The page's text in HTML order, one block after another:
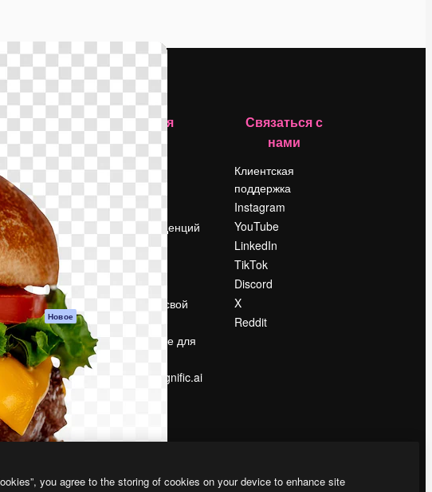
по
ИИ
и
Новое
файлов
доверия
Компания
О нас
Вакансии
Поиск тенденций
Блог
Продайте свой
Помещение для
Ищете magnific.ai
Связаться с
нами
Клиентская
поддержка
Instagram
YouTube
LinkedIn
TikTok
Discord
X
Reddit
you agree to the storing of cookies on your device to enhance site